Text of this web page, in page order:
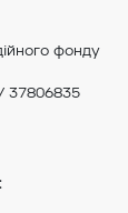
фонду